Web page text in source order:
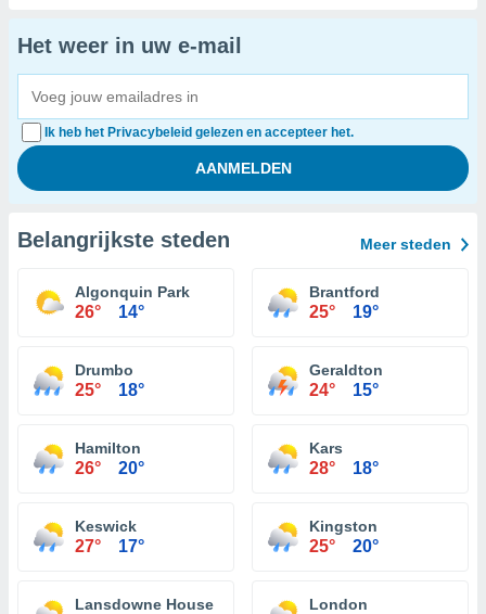
Het weer in uw e-mail
Ik heb het Privacybeleid gelezen en accepteer het.
Belangrijkste steden Meer steden
Algonquin Park
26° 14°
Brantford
25° 19°
Drumbo
25° 18°
Geraldton
24° 15°
Hamilton
26° 20°
Kars
28° 18°
Keswick
27° 17°
Kingston
25° 20°
Lansdowne House London